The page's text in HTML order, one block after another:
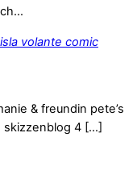
volante comic
& freundin pete’s
4 […]